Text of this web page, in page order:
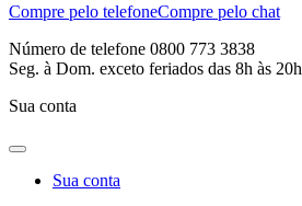
Compre pelo telefoneCompre pelo chat
Número de telefone 0800 773 3838
Seg. à Dom. exceto feriados das 8h às 20h
Sua conta
Sua conta